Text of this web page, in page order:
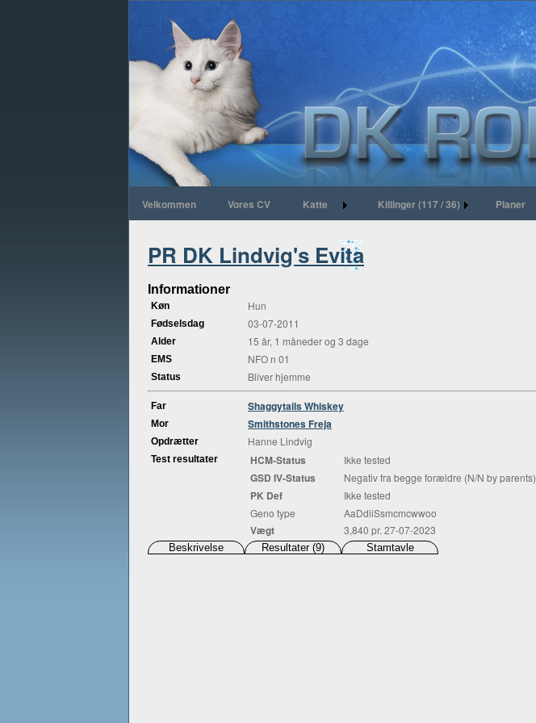
Velkommen Vores CV Katte Killinger (117 / 36) Planer
PR DK Lindvig's Evita
Informationer
Køn Hun
Fødselsdag 03-07-2011
Alder 15 år, 1 måneder og 3 dage
EMS NFO n 01
Status Bliver hjemme
Far Shaggytails Whiskey
Mor Smithstones Freja
Opdrætter Hanne Lindvig
Test resultater HCM-Status Ikke tested
GSD IV-Status Negativ fra begge forældre (N/N by parents)
PK Def
Ikke tested
Geno type
AaDdiiSsmcmcwwoo
Vægt 3,840 pr. 27-07-2023